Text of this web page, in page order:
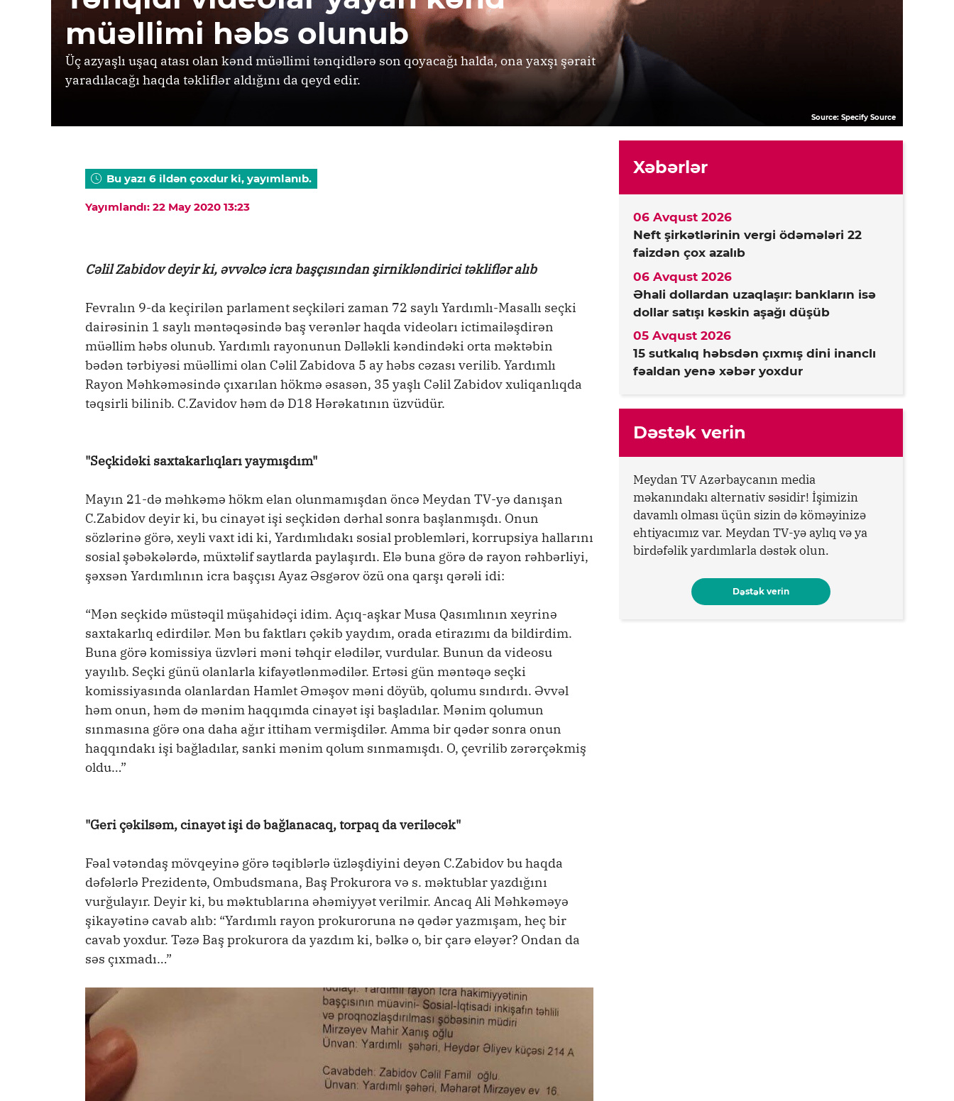
müəllimi həbs olunub
Üç azyaşlı uşaq atası olan kənd müəllimi tənqidlərə son qoyacağı halda, ona yaxşı şərait
yaradılacağı haqda təkliflər aldığını da qeyd edir.
Source: Specify Source
Bu yazı 6 ildən çoxdur ki, yayımlanıb.
Yayımlandı: 22 May 2020 13:23
Cəlil Zabidov deyir ki, əvvəlcə icra başçısından şirnikləndirici təkliflər alıb
Fevralın 9-da keçirilən parlament seçkiləri zaman 72 saylı Yardımlı-Masallı seçki
dairəsinin 1 saylı məntəqəsində baş verənlər haqda videoları ictimailəşdirən
müəllim həbs olunub. Yardımlı rayonunun Dəlləkli kəndindəki orta məktəbin
bədən tərbiyəsi müəllimi olan Cəlil Zabidova 5 ay həbs cəzası verilib. Yardımlı
Rayon Məhkəməsində çıxarılan hökmə əsasən, 35 yaşlı Cəlil Zabidov xuliqanlıqda
təqsirli bilinib. C.Zavidov həm də D18 Hərəkatının üzvüdür.
"Seçkidəki saxtakarlıqları yaymışdım"
Mayın 21-də məhkəmə hökm elan olunmamışdan öncə Meydan TV-yə danışan
C.Zabidov deyir ki, bu cinayət işi seçkidən dərhal sonra başlanmışdı. Onun
sözlərinə görə, xeyli vaxt idi ki, Yardımlıdakı sosial problemləri, korrupsiya hallarını
sosial şəbəkələrdə, müxtəlif saytlarda paylaşırdı. Elə buna görə də rayon rəhbərliyi,
şəxsən Yardımlının icra başçısı Ayaz Əsgərov özü ona qarşı qərəli idi:
“Mən seçkidə müstəqil müşahidəçi idim. Açıq-aşkar Musa Qasımlının xeyrinə
saxtakarlıq edirdilər. Mən bu faktları çəkib yaydım, orada etirazımı da bildirdim.
Buna görə komissiya üzvləri məni təhqir elədilər, vurdular. Bunun da videosu
yayılıb. Seçki günü olanlarla kifayətlənmədilər. Ertəsi gün məntəqə seçki
komissiyasında olanlardan Hamlet Əməşov məni döyüb, qolumu sındırdı. Əvvəl
həm onun, həm də mənim haqqımda cinayət işi başladılar. Mənim qolumun
sınmasına görə ona daha ağır ittiham vermişdilər. Amma bir qədər sonra onun
haqqındakı işi bağladılar, sanki mənim qolum sınmamışdı. O, çevrilib zərərçəkmiş
oldu…”
"Geri çəkilsəm, cinayət işi də bağlanacaq, torpaq da veriləcək"
Fəal vətəndaş mövqeyinə görə təqiblərlə üzləşdiyini deyən C.Zabidov bu haqda
dəfələrlə Prezidentə, Ombudsmana, Baş Prokurora və s. məktublar yazdığını
vurğulayır. Deyir ki, bu məktublarına əhəmiyyət verilmir. Ancaq Ali Məhkəməyə
şikayətinə cavab alıb: “Yardımlı rayon prokuroruna nə qədər yazmışam, heç bir
cavab yoxdur. Təzə Baş prokurora da yazdım ki, bəlkə o, bir çarə eləyər? Ondan da
səs çıxmadı…”
Xəbərlər
Neft şirkətlərinin vergi ödəmələri 22
faizdən çox azalıb
06 Avqust 2026
Əhali dollardan uzaqlaşır: bankların isə
dollar satışı kəskin aşağı düşüb
06 Avqust 2026
15 sutkalıq həbsdən çıxmış dini inanclı
fəaldan yenə xəbər yoxdur
05 Avqust 2026
Dəstək verin
Meydan TV Azərbaycanın media
məkanındakı alternativ səsidir! İşimizin
davamlı olması üçün sizin də köməyinizə
ehtiyacımız var. Meydan TV-yə aylıq və ya
birdəfəlik yardımlarla dəstək olun.
Dəstək verin